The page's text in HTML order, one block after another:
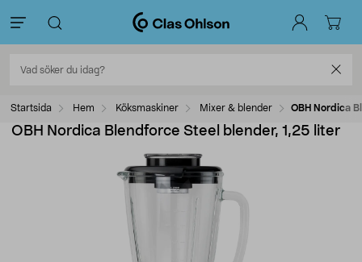
Startsida Hem Köksmaskiner Mixer & blender OBH Nordica
OBH Nordica Blendforce Steel blender, 1,25 liter